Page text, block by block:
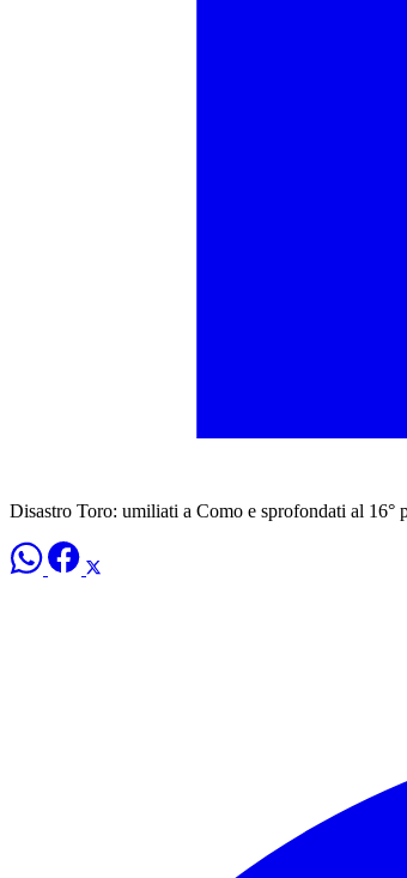
Disastro Toro: umiliati a Como e sprofondati al 16°